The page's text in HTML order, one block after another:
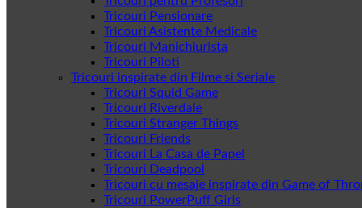
Tricouri Pensionare
Tricouri Asistente Medicale
Tricouri Manichiurista
Tricouri Piloti
Tricouri inspirate din Filme si Seriale
Tricouri Squid Game
Tricouri Riverdale
Tricouri Stranger Things
Tricouri Friends
Tricouri La Casa de Papel
Tricouri Deadpool
Tricouri cu mesaje inspirate din Game of
Tricouri PowerPuff Girls